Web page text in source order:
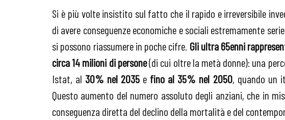
Si è più volte insistito sul fatto che il rapido e irreversibile
di avere conseguenze economiche e sociali estremamente
si possono riassumere in poche cifre. Gli ultra 65enni
circa 14 milioni di persone(di cui oltre la metà donne): una
Istat, al 30% nel 2035 e fino al 35% nel 2050, quando un
Questo aumento del numero assoluto degli anziani, che in
conseguenza diretta del declino della mortalità e del